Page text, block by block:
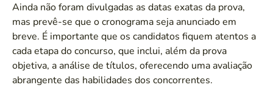
Ainda não foram divulgadas as datas exatas da prova,
mas prevê-se que o cronograma seja anunciado em
breve. É importante que os candidatos fiquem atentos a
cada etapa do concurso, que inclui, além da prova
objetiva, a análise de títulos, oferecendo uma avaliação
abrangente das habilidades dos concorrentes.